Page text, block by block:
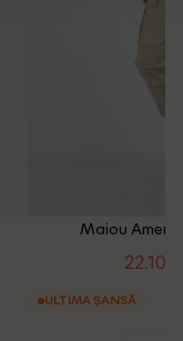
Maiou
22.10
ULTIMA ȘANSĂ